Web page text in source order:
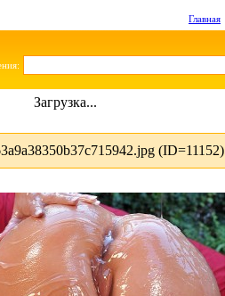
Главная
Загрузка...
(ID=11152)